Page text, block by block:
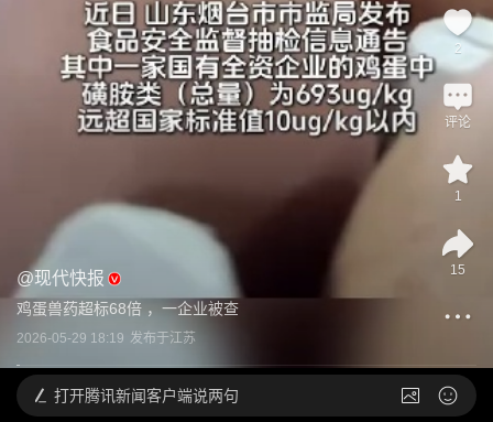
@现代快报
鸡蛋兽药超标68倍 ，一企业被查
2026-05-29 18:19 发布于江苏
2
评论
1
15
打开腾讯新闻客户端说两句